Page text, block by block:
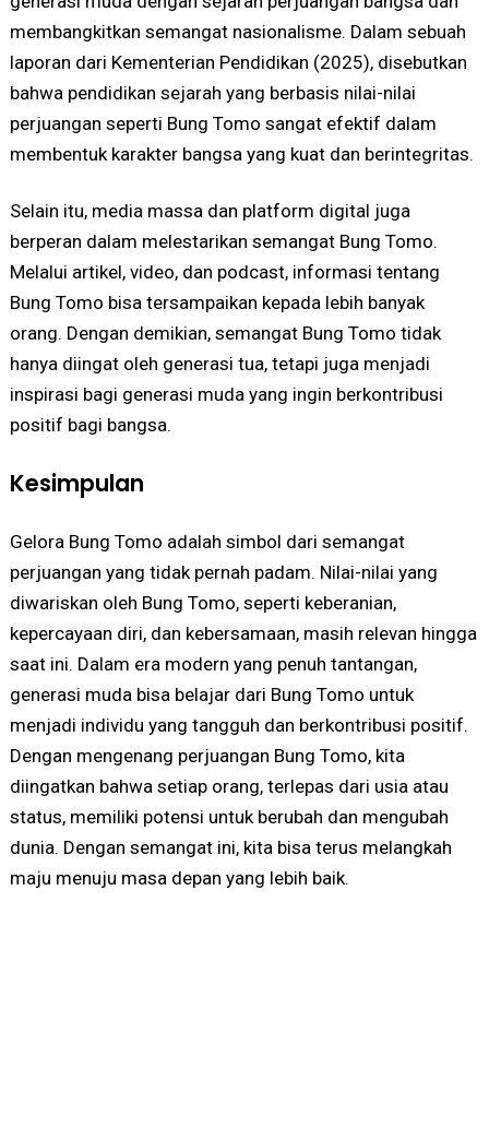
membangkitkan semangat nasionalisme. Dalam sebuah
laporan dari Kementerian Pendidikan (2025), disebutkan
bahwa pendidikan sejarah yang berbasis nilai-nilai
perjuangan seperti Bung Tomo sangat efektif dalam
membentuk karakter bangsa yang kuat dan berintegritas.
Selain itu, media massa dan platform digital juga
berperan dalam melestarikan semangat Bung Tomo.
Melalui artikel, video, dan podcast, informasi tentang
Bung Tomo bisa tersampaikan kepada lebih banyak
orang. Dengan demikian, semangat Bung Tomo tidak
hanya diingat oleh generasi tua, tetapi juga menjadi
inspirasi bagi generasi muda yang ingin berkontribusi
positif bagi bangsa.
Kesimpulan
Gelora Bung Tomo adalah simbol dari semangat
perjuangan yang tidak pernah padam. Nilai-nilai yang
diwariskan oleh Bung Tomo, seperti keberanian,
kepercayaan diri, dan kebersamaan, masih relevan hingga
saat ini. Dalam era modern yang penuh tantangan,
generasi muda bisa belajar dari Bung Tomo untuk
menjadi individu yang tangguh dan berkontribusi positif.
Dengan mengenang perjuangan Bung Tomo, kita
diingatkan bahwa setiap orang, terlepas dari usia atau
status, memiliki potensi untuk berubah dan mengubah
dunia. Dengan semangat ini, kita bisa terus melangkah
maju menuju masa depan yang lebih baik.